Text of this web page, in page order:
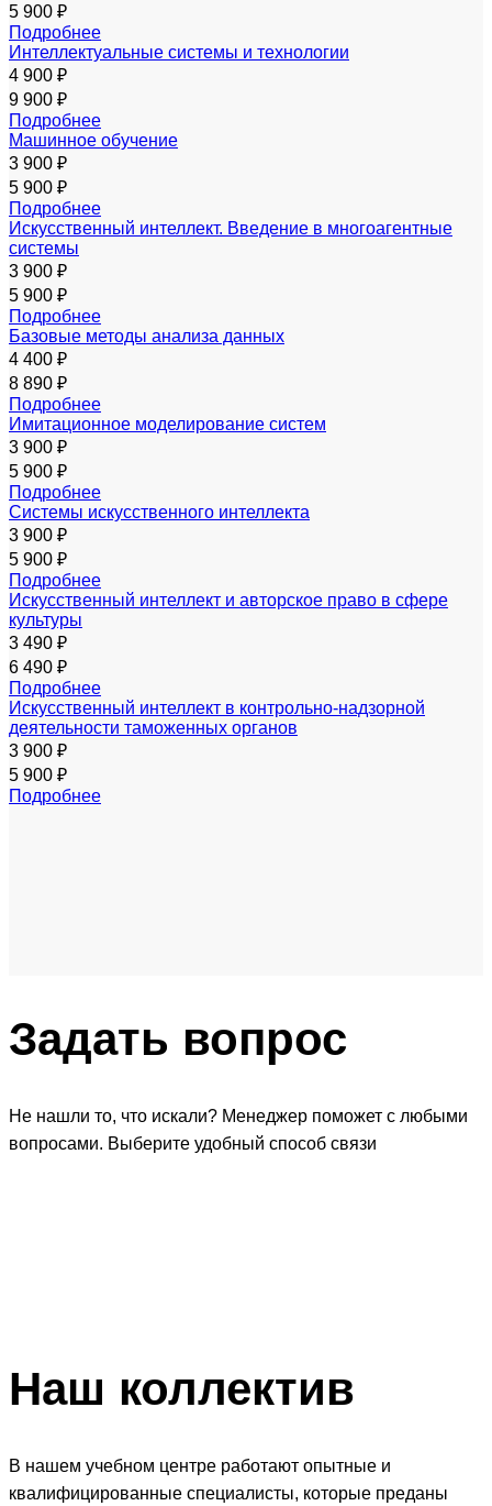
5 900 ₽
Подробнее
Интеллектуальные системы и технологии
4 900 ₽
9 900 ₽
Подробнее
Машинное обучение
3 900 ₽
5 900 ₽
Подробнее
Искусственный интеллект. Введение в многоагентные
системы
3 900 ₽
5 900 ₽
Подробнее
Базовые методы анализа данных
4 400 ₽
8 890 ₽
Подробнее
Имитационное моделирование систем
3 900 ₽
5 900 ₽
Подробнее
Системы искусственного интеллекта
3 900 ₽
5 900 ₽
Подробнее
Искусственный интеллект и авторское право в сфере
культуры
3 490 ₽
6 490 ₽
Подробнее
Искусственный интеллект в контрольно-надзорной
деятельности таможенных органов
3 900 ₽
5 900 ₽
Подробнее
Задать вопрос
Не нашли то, что искали? Менеджер поможет с любыми
вопросами. Выберите удобный способ связи
Наш коллектив
В нашем учебном центре работают опытные и
квалифицированные специалисты, которые преданы